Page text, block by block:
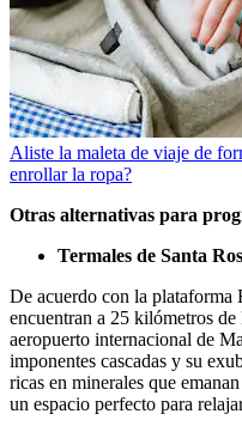
Aliste la maleta de viaje de
enrollar la ropa?
Otras alternativas para
Termales de Santa
De acuerdo con la plataforma
encuentran a 25 kilómetros de
aeropuerto internacional de
imponentes cascadas y su
ricas en minerales que
un espacio perfecto para